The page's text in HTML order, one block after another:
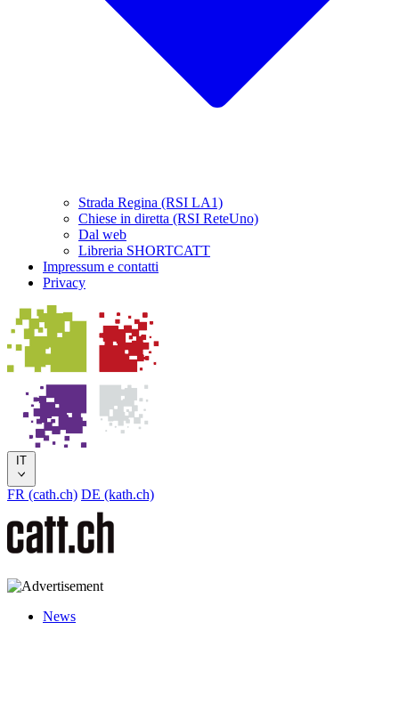
Strada Regina (RSI LA1)
Chiese in diretta (RSI ReteUno)
Dal web
Libreria SHORTCATT
Impressum e contatti
Privacy
IT
FR (cath.ch) DE (kath.ch)
News